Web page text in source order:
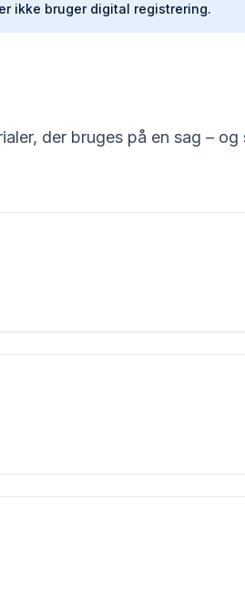
ikke bruger digital registrering.
der bruges på en sag –